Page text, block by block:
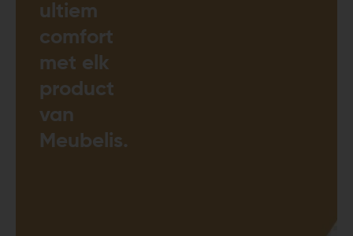
ultiem
comfort
met elk
product
van
Meubelis.